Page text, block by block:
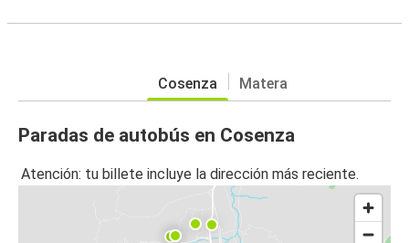
Cosenza Matera
Paradas de autobús en Cosenza
Atención: tu billete incluye la dirección más reciente.